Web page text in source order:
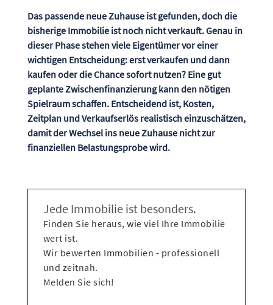
Das passende neue Zuhause ist gefunden, doch die
bisherige Immobilie ist noch nicht verkauft. Genau in
dieser Phase stehen viele Eigentümer vor einer
wichtigen Entscheidung: erst verkaufen und dann
kaufen oder die Chance sofort nutzen? Eine gut
geplante Zwischenfinanzierung kann den nötigen
Spielraum schaffen. Entscheidend ist, Kosten,
Zeitplan und Verkaufserlös realistisch einzuschätzen,
damit der Wechsel ins neue Zuhause nicht zur
finanziellen Belastungsprobe wird.
Jede Immobilie ist besonders.
Finden Sie heraus, wie viel Ihre Immobilie
wert ist.
Wir bewerten Immobilien - professionell
und zeitnah.
Melden Sie sich!